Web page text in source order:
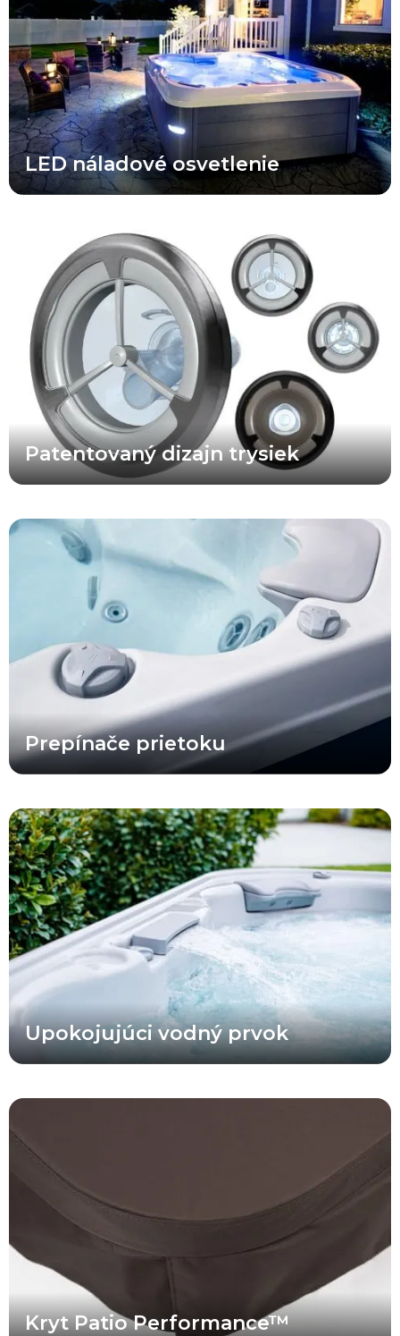
LED náladové osvetlenie
osvetlenie, osvetlenie vodopádu, osvetlenie krčných trysiek,
vonkajšie osvetlenie a prémiový balík vnútorného osvetlenia
dostupný v rámci výbavy Select Trim Package.
Patentovaný dizajn trysiek
Jedinečný a patentovaný dizajn všetkých nových trysiek X Series®
odlišuje túto sériu od konkurencie. Takmer všetci konkurenti v
tejto cenovej kategórii ponúkajú rovnaké sériovo vyrábané trysky s
nezaujímavým dizajnom a priemernou funkčnosťou. Trysky X
Series® prinášajú prémiový vzhľad a špičkový výkon za cenu, ktorá
je výrazne nižšia než pri porovnateľných vírivkách strednej a
prémiovej triedy.
Prepínače prietoku
Rozvody X Series® zostávajú jedným z najefektívnejších riešení
spomedzi všetkých konvenčných radov víriviek a umožňujú
všetkým používateľom vychutnať si príjemný masážny zážitok
súčasne. Pridaním prepínacích ventilov prietoku do víriviek X
Series® však teraz môže používateľ výrazne zvýšiť tlak v
konkrétnej časti vírivky a dopriať si skutočne silnú a intenzívnu
hydromasáž.
Upokojujúci vodný prvok
Vodný prvok vo vírivkách X Series® ponúka farebne zladené
dizajnové prvky, podsvietenie, integráciu do skeletu vírivky a
prakticky umiestnený ventil na zapnutie, vypnutie a reguláciu
prietoku vody.
Kryt Patio Performance™
odolná voči UV žiareniu, vyblednutiu a poveternostným vplyvom.
Zároveň sú až o 25 % ľahšie ako štandardné vinylové termokryty
víriviek. Originálne termokryty Bullfrog Spas® sú navyše
navrhnuté tak, aby poskytovali maximálnu izoláciu pre vysokú